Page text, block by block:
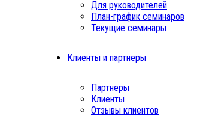
Для руководителей
План-график семинаров
Текущие семинары
Клиенты и партнеры
Партнеры
Клиенты
Отзывы клиентов